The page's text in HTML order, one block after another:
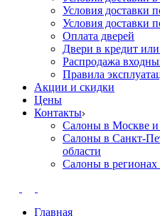
Условия доставки
Условия доставки
Оплата дверей
Двери в кредит
Распродажа
Правила
Акции и скидки
Цены
Контакты
Салоны в Москве
Салоны в Санкт-
области
Салоны в
Главная